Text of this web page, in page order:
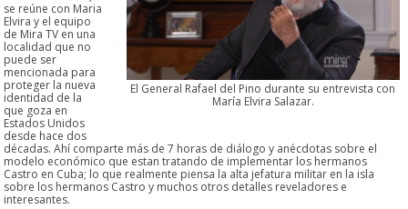
El General Rafael del Pino durante su entrevista con
María Elvira Salazar.
se reúne con Maria
Elvira y el equipo
de Mira TV en una
localidad que no
puede ser
mencionada para
proteger la nueva
identidad de la
que goza en
Estados Unidos
desde hace dos
décadas. Ahí comparte más de 7 horas de diálogo y anécdotas sobre el
modelo económico que estan tratando de implementar los hermanos
Castro en Cuba; lo que realmente piensa la alta jefatura militar en la isla
sobre los hermanos Castro y muchos otros detalles reveladores e
interesantes.